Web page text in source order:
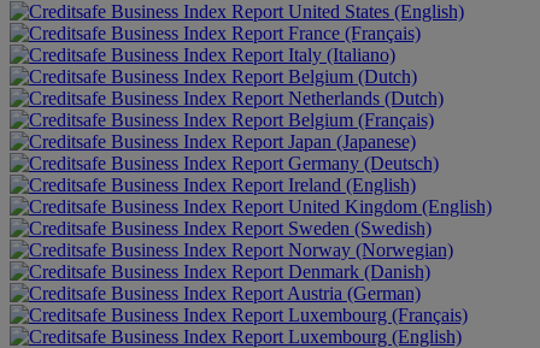
United States (English)
France (Français)
Italy (Italiano)
Belgium (Dutch)
Netherlands (Dutch)
Belgium (Français)
Japan (Japanese)
Germany (Deutsch)
Ireland (English)
United Kingdom (English)
Sweden (Swedish)
Norway (Norwegian)
Denmark (Danish)
Austria (German)
Luxembourg (Français)
Luxembourg (English)